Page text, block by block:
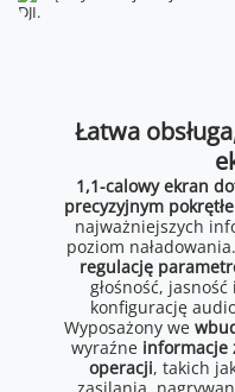
Łatwa
1,1-calowy ekran
precyzyjnym
najważniejszych
poziom
regulację
głośność,
konfigurację
Wyposażony we
wyraźne informacje
operacji, takich